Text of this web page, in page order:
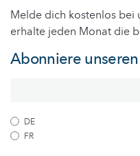
Melde dich kostenlos bei
erhalte jeden Monat die
Abonniere
DE
FR